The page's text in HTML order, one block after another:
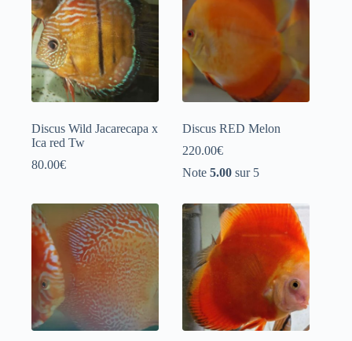
Discus Wild Jacarecapa x
Ica red Tw
80.00€
Discus RED Melon
220.00€
Note5.00 sur 5